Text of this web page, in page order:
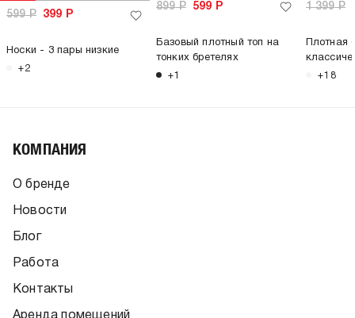
599Р 399 Р
Носки - 3 пары низкие
+2
899Р 599 Р
Базовый плотный топ на
тонких бретелях
+1
1 399Р
Плотная
+18
КОМПАНИЯ
О бренде
Новости
Блог
Работа
Контакты
Аренда помещений